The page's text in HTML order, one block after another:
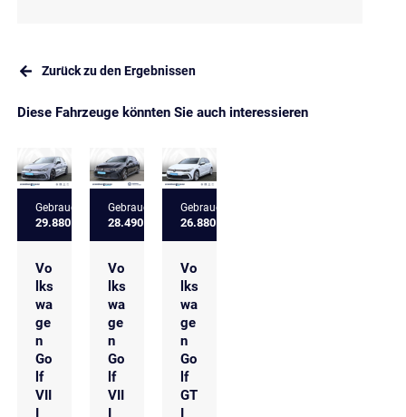
Zurück zu den Ergebnissen
Diese Fahrzeuge könnten Sie auch interessieren
Gebrauchtfahrzeug
29.880 €
Vo
lks
wa
ge
n
Go
lf
VII
I
Gebrauchtfahrzeug
28.490 €
Vo
lks
wa
ge
n
Go
lf
VII
I
Gebrauchtfahrzeug
26.880 €
Vo
lks
wa
ge
n
Go
lf
GT
I